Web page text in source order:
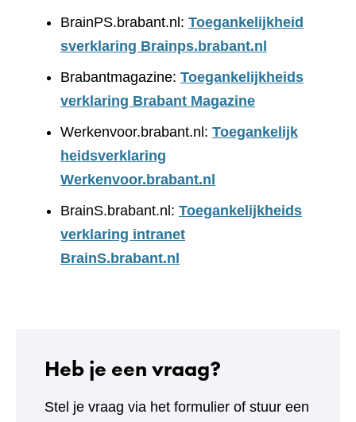
BrainPS.brabant.nl: Toegankelijkheid
sverklaring Brainps.brabant.nl
Brabantmagazine: Toegankelijkheids
verklaring Brabant Magazine
Werkenvoor.brabant.nl: Toegankelijk
heidsverklaring
Werkenvoor.brabant.nl
BrainS.brabant.nl: Toegankelijkheids
verklaring intranet
BrainS.brabant.nl
Heb je een vraag?
Stel je vraag via het formulier of stuur een